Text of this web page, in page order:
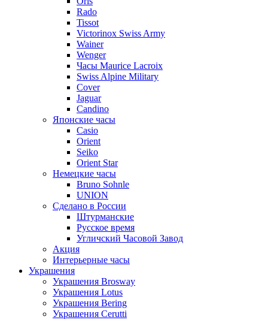
Rado
Tissot
Victorinox Swiss Army
Wainer
Wenger
Часы Maurice Lacroix
Swiss Alpine Military
Cover
Jaguar
Candino
Японские часы
Casio
Orient
Seiko
Orient Star
Немецкие часы
Bruno Sohnle
UNION
Сделано в России
Штурманские
Русское время
Угличский Часовой Завод
Акция
Интерьерные часы
Украшения
Украшения Brosway
Украшения Lotus
Украшения Bering
Украшения Cerutti